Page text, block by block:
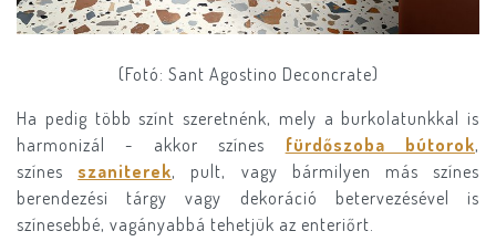
(Fotó: Sant Agostino Deconcrate)
Ha pedig több színt szeretnénk, mely a burkolatunkkal is
harmonizál - akkor színes fürdőszoba bútorok,
színes szaniterek, pult, vagy bármilyen más színes
berendezési tárgy vagy dekoráció betervezésével is
színesebbé, vagányabbá tehetjük az enteriőrt.